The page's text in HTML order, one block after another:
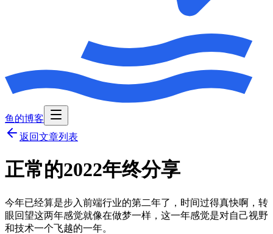
鱼的博客
返回文章列表
正常的2022年终分享
今年已经算是步入前端行业的第二年了，时间过得真快啊，转
眼回望这两年感觉就像在做梦一样，这一年感觉是对自己视野
和技术一个飞越的一年。